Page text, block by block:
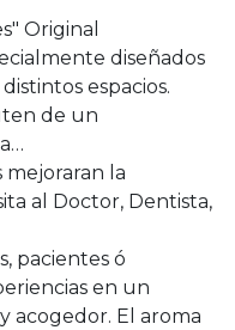
Original
diseñados
espacios.
de un
la
al Doctor, Dentista,
pacientes ó
en un
acogedor. El aroma